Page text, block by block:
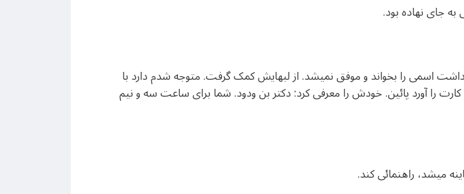
به جای نهاده بود.
اسمی را بخواند و موفق نمیشد. از لبهایش کمک گرفت. متوجه شدم دارد با
را آورد پائین. خودش را معرفی کرد: دکتر بن ودود. شما برای ساعت سه و نیم
میشد، راهنمائی کند.